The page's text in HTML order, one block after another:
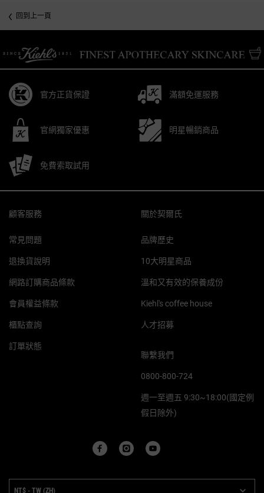
回到上一頁
官方正貨保證 滿額免運服務
官網獨家優惠 明星暢銷商品
免費索取試用
顧客服務
常見問題
退換貨說明
網路訂購商品條款
會員權益條款
櫃點查詢
訂單狀態
關於契爾氏
品牌歷史
10大明星商品
溫和又有效的保養成份
Kiehl's coffee house
人才招募
聯繫我們
0800-800-724
週一至週五 9:30~18:00(國定例
假日除外)
NT$ - TW (ZH)